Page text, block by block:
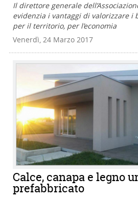
Il direttore generale
evidenzia i vantaggi di valorizzare i
per il territorio, per l’economia
Venerdì, 24 Marzo 2017
Calce, canapa e legno
prefabbricato